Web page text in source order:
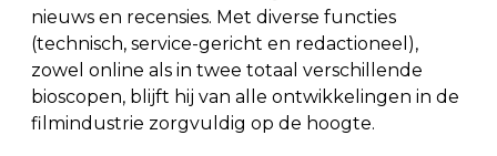
nieuws en recensies. Met diverse functies
(technisch, service-gericht en redactioneel),
zowel online als in twee totaal verschillende
bioscopen, blijft hij van alle ontwikkelingen in de
filmindustrie zorgvuldig op de hoogte.